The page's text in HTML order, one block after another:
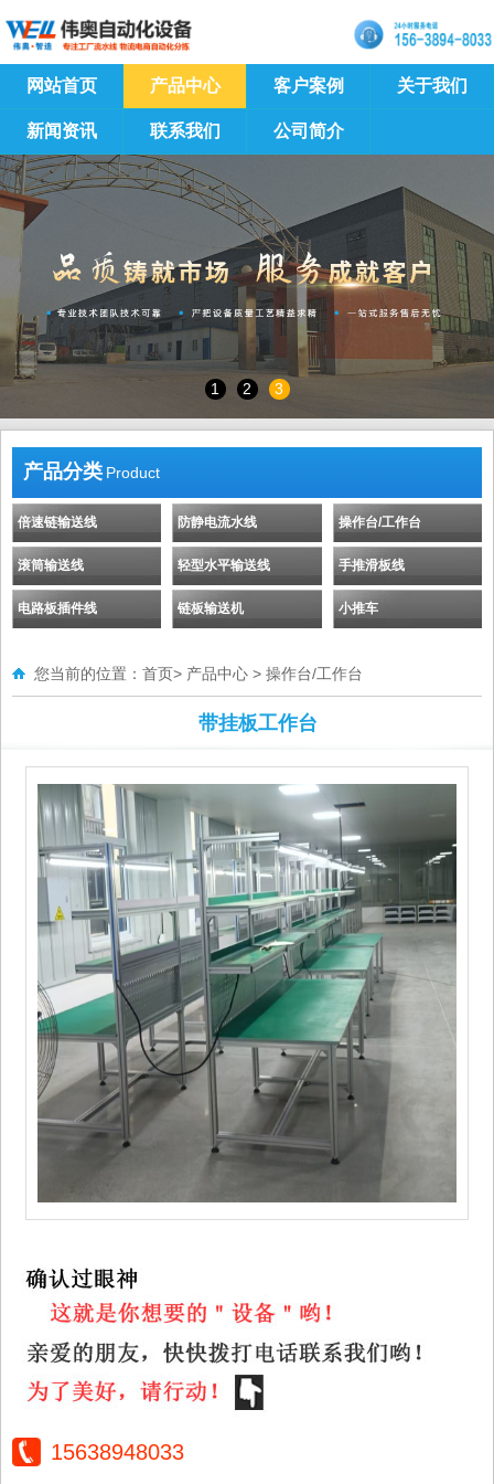
网站首页 产品中心 客户案例 关于我们
新闻资讯 联系我们 公司简介
1 2 3
产品分类 Product
倍速链输送线 防静电流水线 操作台/工作台
滚筒输送线 轻型水平输送线 手推滑板线
电路板插件线 链板输送机 小推车
您当前的位置： 首页> 产品中心 > 操作台/工作台
带挂板工作台
15638948033